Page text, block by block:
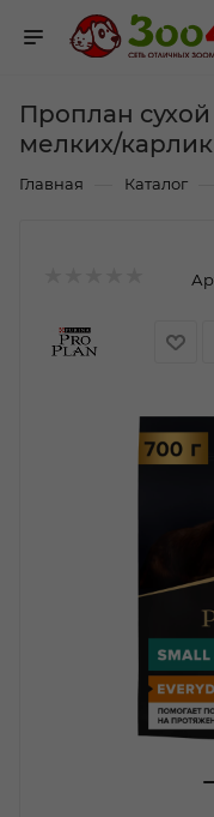
Проплан
мелких/
Главная Каталог